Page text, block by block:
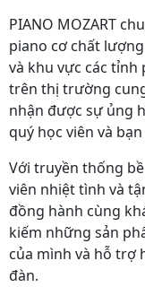
PIANO MOZART
piano cơ chất
và khu vực các tỉnh
trên thị trường
nhận được sự ủng
quý học viên và
Với truyền thống
viên nhiệt tình và
đồng hành cùng
kiếm những sản
của mình và hỗ trợ
đàn.